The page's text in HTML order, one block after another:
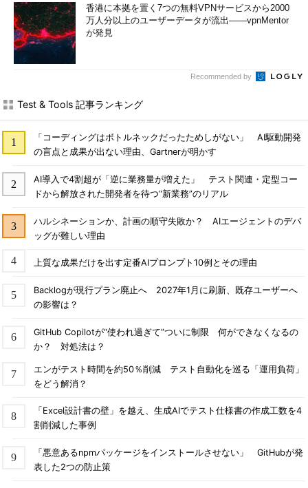
用がなく標準APIなので、詳細な
テストケースは省略してありま
す。筆者が仮に割り算関数を自
作するなら、「極大値」「極小
加もしくは減らします。
TDDで保守性の
高い振る舞いに
香港に本拠を置く7つの無料VPNサービスから2000
万人分以上のユーザーデータが流出――vpnMentor
が発見
Recommended by
Test & Tools 記事ランキング
「コーディングはボトルネックだったためしがない」 AI駆動開発
の盲点と成果が出ない理由、Gartnerが明かす
AI導入で4割超が「逆に業務量が増えた」 テスト関連・定型コー
ドから解放された開発者を待つ“新業務”のリアル
ハルシネーションか、計画の順守失敗か？ AIエージェントのデバ
ッグが難しい理由
上質な成果だけを出す定番AIプロンプト10例とその理由
Backlogが現行プラン廃止へ 2027年1月に刷新、既存ユーザーへ
の影響は？
GitHub Copilotが“使われ過ぎて”ついに制限 何ができなくなるの
か？ 対処法は？
エンがテスト時間を約50％削減 テスト自動化を巡る「運用負荷」
をどう解消？
「Excel設計書の壁」を越え、生成AIでテスト仕様書の作成工数を4
割削減した事例
「悪意あるnpmパッケージをインストールさせない」 GitHubが発
表した2つの防止策